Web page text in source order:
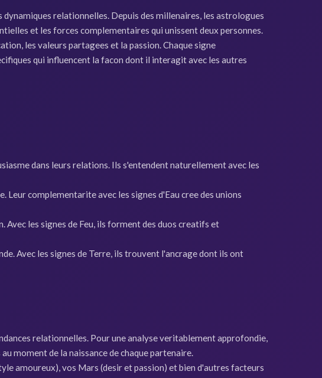
relationnelles. Depuis des millenaires, les astrologues
et les forces complementaires qui unissent deux personnes.
les valeurs partagees et la passion. Chaque signe
qui influencent la facon dont il interagit avec les autres
dans leurs relations. Ils s'entendent naturellement avec les
Leur complementarite avec les signes d'Eau cree des unions
les signes de Feu, ils forment des duos creatifs et
Avec les signes de Terre, ils trouvent l'ancrage dont ils ont
relationnelles. Pour une analyse veritablement approfondie,
moment de la naissance de chaque partenaire.
amoureux), vos Mars (desir et passion) et bien d'autres facteurs